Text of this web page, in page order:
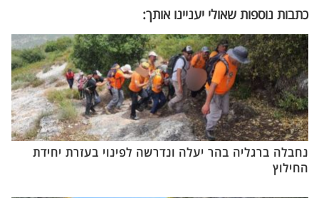
כתבות נוספות שאולי יעניינו אותך:
נחבלה ברגליה בהר יעלה ונדרשה לפינוי בעזרת יחידת
החילוץ